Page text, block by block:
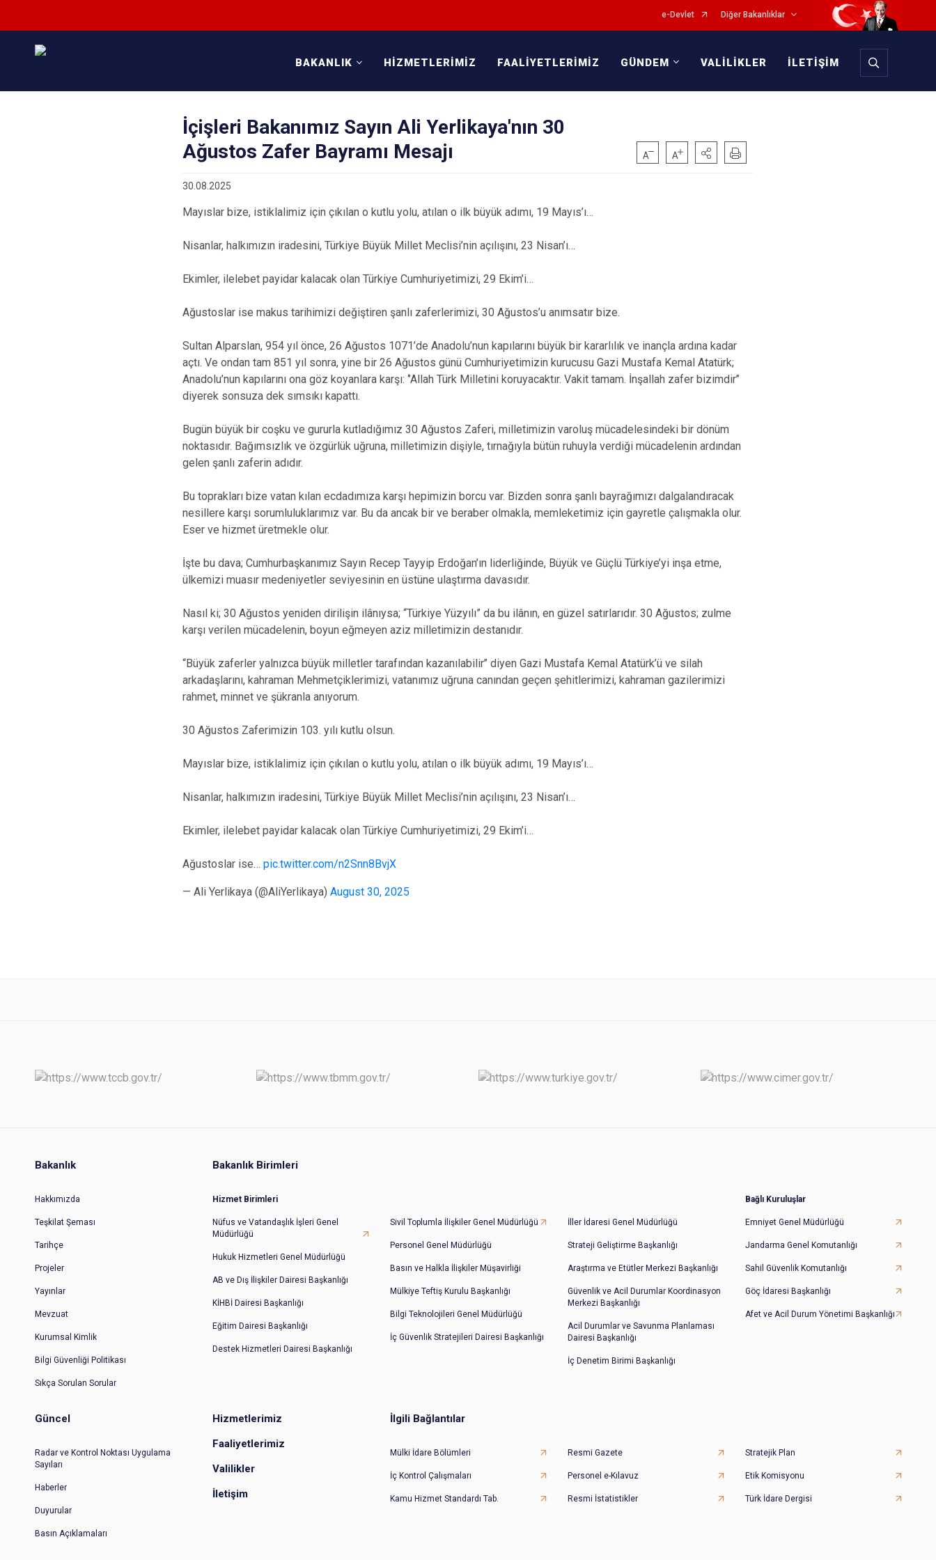
e-Devlet Diğer Bakanlıklar
BAKANLIK HİZMETLERİMİZ FAALİYETLERİMİZ GÜNDEM VALİLİKLER İLETİŞİM
İçişleri Bakanımız Sayın Ali Yerlikaya'nın 30
Ağustos Zafer Bayramı Mesajı
30.08.2025
Mayıslar bize, istiklalimiz için çıkılan o kutlu yolu, atılan o ilk büyük adımı, 19 Mayıs’ı…
Nisanlar, halkımızın iradesini, Türkiye Büyük Millet Meclisi’nin açılışını, 23 Nisan’ı…
Ekimler, ilelebet payidar kalacak olan Türkiye Cumhuriyetimizi, 29 Ekim’i…
Ağustoslar ise makus tarihimizi değiştiren şanlı zaferlerimizi, 30 Ağustos’u anımsatır bize.
Sultan Alparslan, 954 yıl önce, 26 Ağustos 1071’de Anadolu’nun kapılarını büyük bir kararlılık ve inançla ardına kadar
açtı. Ve ondan tam 851 yıl sonra, yine bir 26 Ağustos günü Cumhuriyetimizin kurucusu Gazi Mustafa Kemal Atatürk;
Anadolu’nun kapılarını ona göz koyanlara karşı: ‘’Allah Türk Milletini koruyacaktır. Vakit tamam. İnşallah zafer bizimdir’’
diyerek sonsuza dek sımsıkı kapattı.
Bugün büyük bir coşku ve gururla kutladığımız 30 Ağustos Zaferi, milletimizin varoluş mücadelesindeki bir dönüm
noktasıdır. Bağımsızlık ve özgürlük uğruna, milletimizin dişiyle, tırnağıyla bütün ruhuyla verdiği mücadelenin ardından
gelen şanlı zaferin adıdır.
Bu toprakları bize vatan kılan ecdadımıza karşı hepimizin borcu var. Bizden sonra şanlı bayrağımızı dalgalandıracak
nesillere karşı sorumluluklarımız var. Bu da ancak bir ve beraber olmakla, memleketimiz için gayretle çalışmakla olur.
Eser ve hizmet üretmekle olur.
İşte bu dava; Cumhurbaşkanımız Sayın Recep Tayyip Erdoğan’ın liderliğinde, Büyük ve Güçlü Türkiye’yi inşa etme,
ülkemizi muasır medeniyetler seviyesinin en üstüne ulaştırma davasıdır.
Nasıl ki; 30 Ağustos yeniden dirilişin ilânıysa; “Türkiye Yüzyılı” da bu ilânın, en güzel satırlarıdır. 30 Ağustos; zulme
karşı verilen mücadelenin, boyun eğmeyen aziz milletimizin destanıdır.
“Büyük zaferler yalnızca büyük milletler tarafından kazanılabilir’’ diyen Gazi Mustafa Kemal Atatürk’ü ve silah
arkadaşlarını, kahraman Mehmetçiklerimizi, vatanımız uğruna canından geçen şehitlerimizi, kahraman gazilerimizi
rahmet, minnet ve şükranla anıyorum.
30 Ağustos Zaferimizin 103. yılı kutlu olsun.
Mayıslar bize, istiklalimiz için çıkılan o kutlu yolu, atılan o ilk büyük adımı, 19 Mayıs’ı…
Nisanlar, halkımızın iradesini, Türkiye Büyük Millet Meclisi’nin açılışını, 23 Nisan’ı…
Ekimler, ilelebet payidar kalacak olan Türkiye Cumhuriyetimizi, 29 Ekim’i…
Ağustoslar ise… pic.twitter.com/n2Snn8BvjX
— Ali Yerlikaya (@AliYerlikaya) August 30, 2025
Bakanlık
Hakkımızda
Teşkilat Şeması
Tarihçe
Projeler
Yayınlar
Mevzuat
Kurumsal Kimlik
Bilgi Güvenliği Politikası
Sıkça Sorulan Sorular
Bakanlık Birimleri
Hizmet Birimleri
Nüfus ve Vatandaşlık İşleri Genel
Müdürlüğü
Hukuk Hizmetleri Genel Müdürlüğü
AB ve Dış İlişkiler Dairesi Başkanlığı
KİHBİ Dairesi Başkanlığı
Eğitim Dairesi Başkanlığı
Destek Hizmetleri Dairesi Başkanlığı
Sivil Toplumla İlişkiler Genel Müdürlüğü
Personel Genel Müdürlüğü
Basın ve Halkla İlişkiler Müşavirliği
Mülkiye Teftiş Kurulu Başkanlığı
Bilgi Teknolojileri Genel Müdürlüğü
İç Güvenlik Stratejileri Dairesi Başkanlığı
İller İdaresi Genel Müdürlüğü
Strateji Geliştirme Başkanlığı
Araştırma ve Etütler Merkezi Başkanlığı
Güvenlik ve Acil Durumlar Koordinasyon
Merkezi Başkanlığı
Acil Durumlar ve Savunma Planlaması
Dairesi Başkanlığı
İç Denetim Birimi Başkanlığı
Bağlı Kuruluşlar
Emniyet Genel Müdürlüğü
Jandarma Genel Komutanlığı
Sahil Güvenlik Komutanlığı
Göç İdaresi Başkanlığı
Afet ve Acil Durum Yönetimi Başkanlığı
Güncel
Radar ve Kontrol Noktası Uygulama
Sayıları
Haberler
Duyurular
Basın Açıklamaları
Hizmetlerimiz
Faaliyetlerimiz
Valilikler
İletişim
İlgili Bağlantılar
Mülki İdare Bölümleri
İç Kontrol Çalışmaları
Kamu Hizmet Standardı Tab.
Resmi Gazete
Personel e-Kılavuz
Resmi İstatistikler
Stratejik Plan
Etik Komisyonu
Türk İdare Dergisi